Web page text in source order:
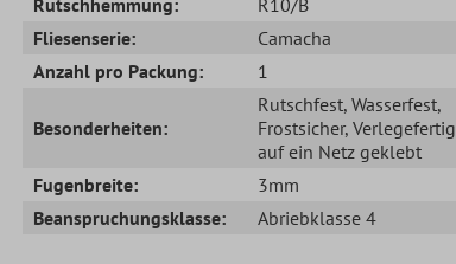
Fliesenserie:
Camacha
Anzahl pro Packung:
1
Besonderheiten:
Rutschfest, Wasserfest,
Frostsicher, Verlegefertig
auf ein Netz geklebt
Fugenbreite:
3mm
Beanspruchungsklasse:
Abriebklasse 4